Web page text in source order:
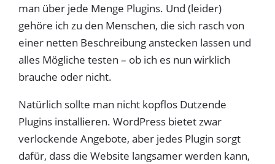
man über jede Menge Plugins. Und (leider)
gehöre ich zu den Menschen, die sich rasch von
einer netten Beschreibung anstecken lassen und
alles Mögliche testen – ob ich es nun wirklich
brauche oder nicht.
Natürlich sollte man nicht kopflos Dutzende
Plugins installieren. WordPress bietet zwar
verlockende Angebote, aber jedes Plugin sorgt
dafür, dass die Website langsamer werden kann,